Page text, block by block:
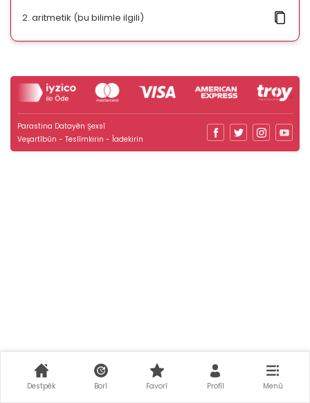
aritmetik (bu bilimle ilgili)
Parastina Datayên Şexsî
Veşartîbûn - Teslîmkirin - Îadekirin
Destpêk Borî Favorî Profîl Menû